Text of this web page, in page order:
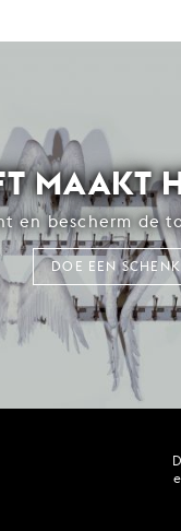
MAAKT
en bescherm de
DOE EEN